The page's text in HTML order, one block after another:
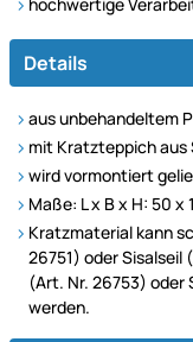
hochwertige
Details
aus unbehandeltem
mit Kratzteppich aus
wird vormontiert
Maße: L x B x H: 50 x
Kratzmaterial kann
26751) oder Sisalseil
(Art. Nr. 26753)
werden.